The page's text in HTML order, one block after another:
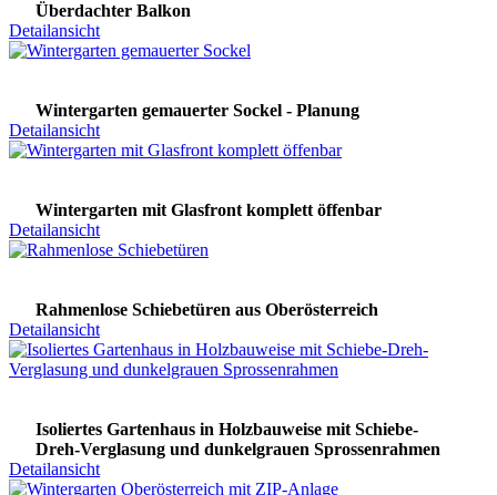
Überdachter Balkon
Detailansicht
Wintergarten gemauerter Sockel - Planung
Detailansicht
Wintergarten mit Glasfront komplett öffenbar
Detailansicht
Rahmenlose Schiebetüren aus Oberösterreich
Detailansicht
Isoliertes Gartenhaus in Holzbauweise mit Schiebe-
Dreh-Verglasung und dunkelgrauen Sprossenrahmen
Detailansicht